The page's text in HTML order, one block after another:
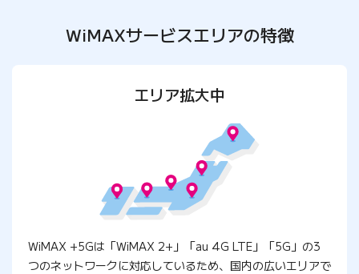
WiMAXサービスエリアの特徴
エリア拡大中
WiMAX +5Gは「WiMAX 2+」「au 4G LTE」「5G」の3
つのネットワークに対応しているため、国内の広いエリアで